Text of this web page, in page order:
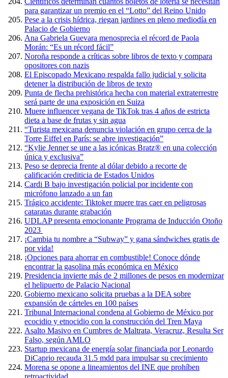
para garantizar un premio en el “Lotto” del Reino Unido
Pese a la crisis hídrica, riegan jardines en pleno mediodía en
Palacio de Gobierno
Ana Gabriela Guevara menosprecia el récord de Paola
Morán: “Es un récord fácil”
Noroña responde a críticas sobre libros de texto y compara
opositores con nazis
El Episcopado Mexicano respalda fallo judicial y solicita
detener la distribución de libros de texto
Punta de flecha prehistórica hecha con material extraterrestre
será parte de una exposición en Suiza
Muere influencer vegana de TikTok tras 4 años de estricta
dieta a base de frutas y sin agua
“Turista mexicana denuncia violación en grupo cerca de la
Torre Eiffel en París: se abre investigación”
“Kylie Jenner se une a las icónicas Bratz® en una colección
única y exclusiva”
Peso se deprecia frente al dólar debido a recorte de
calificación crediticia de Estados Unidos
Cardi B bajo investigación policial por incidente con
micrófono lanzado a un fan
Trágico accidente: Tiktoker muere tras caer en peligrosas
cataratas durante grabación
UDLAP presenta emocionante Programa de Inducción Otoño
2023
¡Cambia tu nombre a “Subway” y gana sándwiches gratis de
por vida!
¡Opciones para ahorrar en combustible! Conoce dónde
encontrar la gasolina más económica en México
Presidencia invierte más de 2 millones de pesos en modernizar
el helipuerto de Palacio Nacional
Gobierno mexicano solicita pruebas a la DEA sobre
expansión de cárteles en 100 países
Tribunal Internacional condena al Gobierno de México por
ecocidio y etnocidio con la construcción del Tren Maya
Asalto Masivo en Cumbres de Maltrata, Veracruz, Resulta Ser
Falso, según AMLO
Startup mexicana de energía solar financiada por Leonardo
DiCaprio recauda 31.5 mdd para impulsar su crecimiento
Morena se opone a lineamientos del INE que prohíben
retroactividad